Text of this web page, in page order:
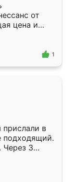
от
цена и
Приехавший
1
прислали в
подходящий.
Через 3
Остались